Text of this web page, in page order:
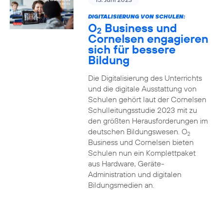
DIGITALISIERUNG VON SCHULEN:
O2 Business und
Cornelsen engagieren
sich für bessere
Bildung
Die Digitalisierung des Unterrichts
und die digitale Ausstattung von
Schulen gehört laut der Cornelsen
Schulleitungsstudie 2023 mit zu
den größten Herausforderungen im
deutschen Bildungswesen. O2
Business und Cornelsen bieten
Schulen nun ein Komplettpaket
aus Hardware, Geräte-
Administration und digitalen
Bildungsmedien an.